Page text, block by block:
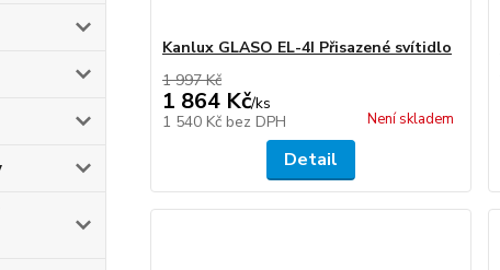
Kanlux GLASO EL-4I Přisazené svítidlo
1 997 Kč
1 864 Kč/ks
1 540 Kč bez DPH Není skladem
Detail